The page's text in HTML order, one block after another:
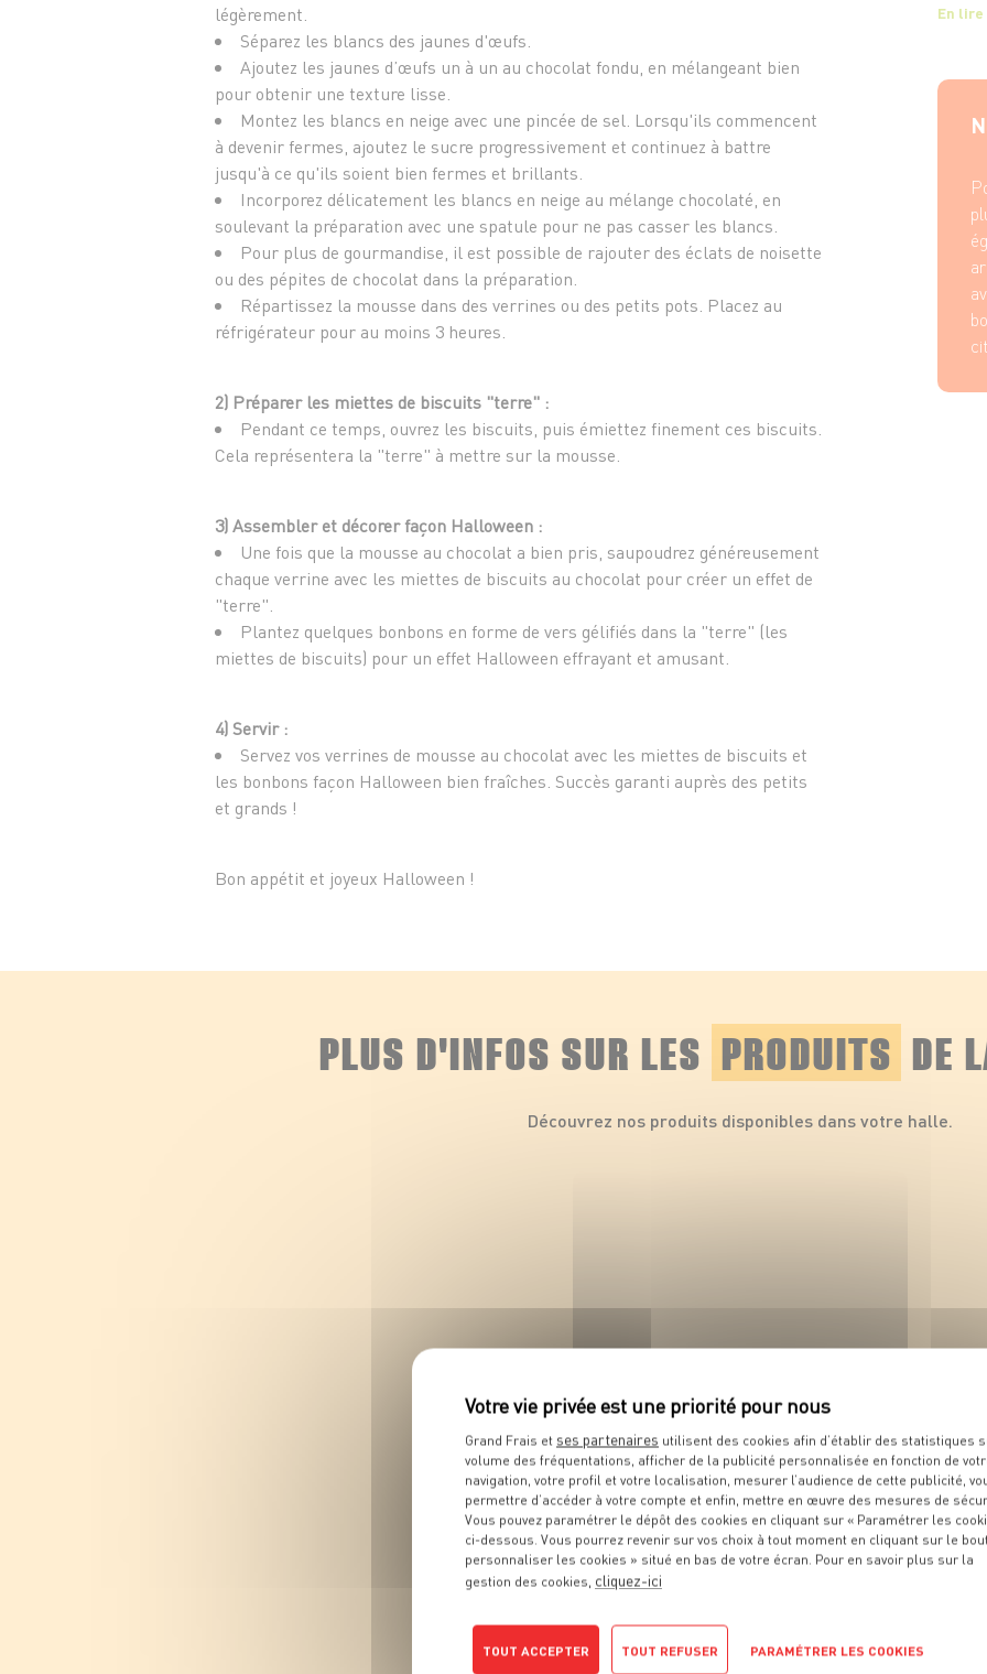
50
En
légèrement.
Séparez les blancs des jaunes d'œufs.
Ajoutez les jaunes d’œufs un à un au chocolat fondu, en mélangeant bien
pour obtenir une texture lisse.
Montez les blancs en neige avec une pincée de sel. Lorsqu'ils commencent
à devenir fermes, ajoutez le sucre progressivement et continuez à battre
jusqu'à ce qu'ils soient bien fermes et brillants.
Incorporez délicatement les blancs en neige au mélange chocolaté, en
soulevant la préparation avec une spatule pour ne pas casser les blancs.
Pour plus de gourmandise, il est possible de rajouter des éclats de noisette
ou des pépites de chocolat dans la préparation.
Répartissez la mousse dans des verrines ou des petits pots. Placez au
réfrigérateur pour au moins 3 heures.
2) Préparer les miettes de biscuits "terre" :
Pendant ce temps, ouvrez les biscuits, puis émiettez finement ces biscuits.
Cela représentera la "terre" à mettre sur la mousse.
3) Assembler et décorer façon Halloween :
Une fois que la mousse au chocolat a bien pris, saupoudrez généreusement
chaque verrine avec les miettes de biscuits au chocolat pour créer un effet de
"terre".
Plantez quelques bonbons en forme de vers gélifiés dans la "terre" (les
miettes de biscuits) pour un effet Halloween effrayant et amusant.
4) Servir :
Servez vos verrines de mousse au chocolat avec les miettes de biscuits et
les bonbons façon Halloween bien fraîches. Succès garanti auprès des petits
et grands !
Bon appétit et joyeux Halloween !
PLUS D'INFOS SUR LES PRODUITS DE
Découvrez nos produits disponibles dans votre halle.
Noisettes
VOIR LE PRODUIT
Grand Frais et ses partenaires utilisent des cookies afin d’établir des statistiques
volume des fréquentations, afficher de la publicité personnalisée en fonction de
navigation, votre profil et votre localisation, mesurer l’audience de cette publicité,
permettre d’accéder à votre compte et enfin, mettre en œuvre des mesures de
Vous pouvez paramétrer le dépôt des cookies en cliquant sur « Paramétrer les
ci-dessous. Vous pourrez revenir sur vos choix à tout moment en cliquant sur le
personnaliser les cookies » situé en bas de votre écran. Pour en savoir plus sur la
gestion des cookies, cliquez-ici
TOUT ACCEPTER TOUT REFUSER PARAMÉTRER LES COOKIES